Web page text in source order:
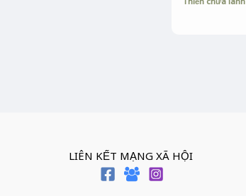
LIÊN KẾT MẠNG XÃ HỘI